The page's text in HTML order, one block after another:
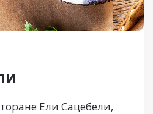
Ели Сацебели,